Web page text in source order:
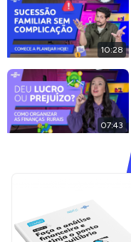
10:28
07:43